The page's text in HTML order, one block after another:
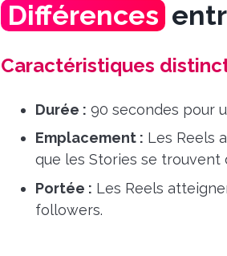
Différences
Caractéristiques
Durée : 90 secondes pour
Emplacement : Les Reels
que les Stories se trouvent
Portée : Les Reels
followers.